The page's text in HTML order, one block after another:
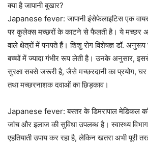
क्या है जापानी बुखार?
Japanese fever: जापानी इंसेफेलाइटिस एक
पर कुलेक्स मच्छरों के काटने से फैलती है। ये मच्छर
वाले क्षेत्रों में पनपते हैं। शिशु रोग विशेषज्ञ डॉ. अनुरूप
बच्चों में ज्यादा गंभीर रूप लेती है। उनके अनुसार,
सुरक्षा सबसे जरूरी है, जैसे मच्छरदानी का प्रयोग,
तथा मच्छरनाशक दवाओं का छिड़काव।
Japanese fever: बस्तर के डिमरापाल मेडिकल
जांच और इलाज की सुविधा उपलब्ध है। स्वास्थ्य विभाग
एहतियाती उपाय कर रहा है, लेकिन खतरा अभी पूरी